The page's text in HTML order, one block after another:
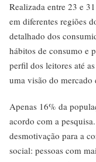
Realizada entre 23 e
em diferentes regiões
detalhado dos
hábitos de consumo e
perfil dos leitores até
uma visão do
Apenas 16% da
acordo com a
desmotivação para a
social: pessoas com